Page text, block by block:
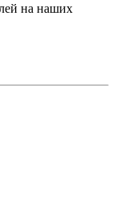
на наших